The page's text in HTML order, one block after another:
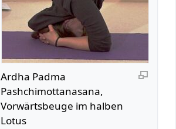
Ardha Padma
Pashchimottanasana,
Vorwärtsbeuge im halben
Lotus